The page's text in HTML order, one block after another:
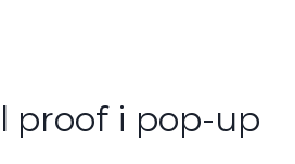
proof i pop-up